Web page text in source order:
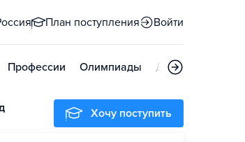
План поступления Войти
Профессии Олимпиады Дни открытых
Хочу поступить